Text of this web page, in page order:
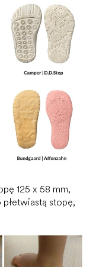
125 x 58 mm,
stopę,